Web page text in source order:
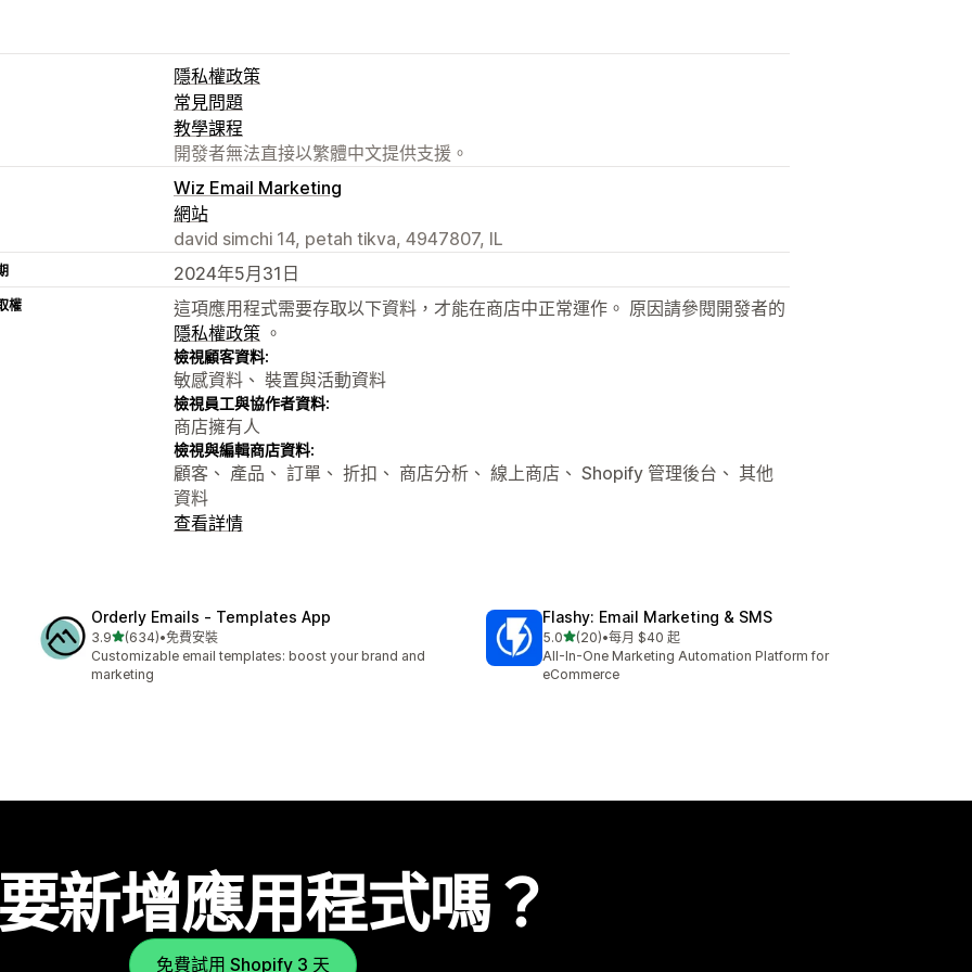
隱私權政策
常見問題
教學課程
開發者無法直接以繁體中文提供支援。
Wiz Email Marketing
網站
david simchi 14, petah tikva, 4947807, IL
2024年5月31日
權
這項應用程式需要存取以下資料，才能在商店中正常運作。 原因請參閱開發者的
隱私權政策 。
檢視顧客資料:
敏感資料、 裝置與活動資料
檢視員工與協作者資料:
商店擁有人
檢視與編輯商店資料:
顧客、 產品、 訂單、 折扣、 商店分析、 線上商店、 Shopify 管理後台、 其他
資料
查看詳情
Orderly Emails ‑ Templates App
3.9滿分 5 顆星
(634)
共有 634 則評價
•免費安裝
Customizable email templates: boost your brand and
marketing
Flashy: Email Marketing & SMS
5.0滿分 5 顆星
(20)
共有 20 則評價
•每月 $40 起
All-In-One Marketing Automation Platform for
eCommerce
新增應用程式嗎？
免費試用 Shopify 3 天